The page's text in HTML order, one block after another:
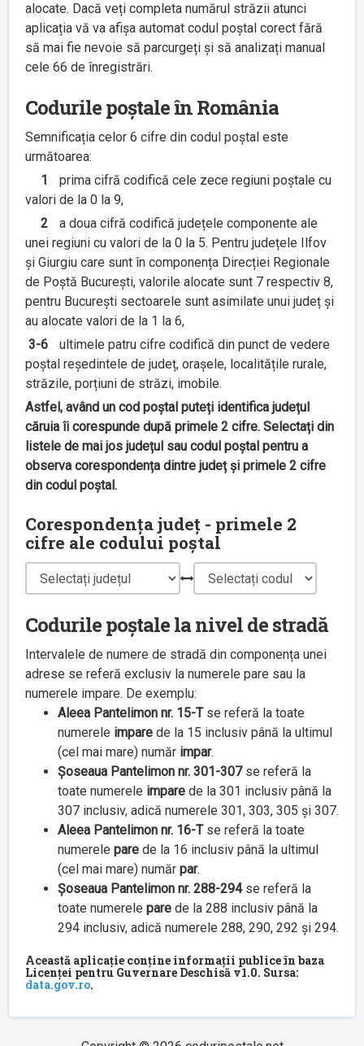
alocate. Dacă veți completa numărul străzii atunci
aplicația vă va afișa automat codul poștal corect fără
să mai fie nevoie să parcurgeți și să analizați manual
cele 66 de înregistrări.
Codurile poștale în România
Semnificația celor 6 cifre din codul poștal este
următoarea:
1
prima cifră codifică cele zece regiuni poștale cu
valori de la 0 la 9,
2
a doua cifră codifică județele componente ale
unei regiuni cu valori de la 0 la 5. Pentru județele Ilfov
și Giurgiu care sunt în componența Direcției Regionale
de Poștă București, valorile alocate sunt 7 respectiv 8,
pentru București sectoarele sunt asimilate unui județ și
au alocate valori de la 1 la 6,
3-6
ultimele patru cifre codifică din punct de vedere
poștal reședintele de județ, orașele, localitățile rurale,
străzile, porțiuni de străzi, imobile.
Astfel, având un cod poștal puteți identifica județul
căruia îi corespunde după primele 2 cifre. Selectați din
listele de mai jos județul sau codul poștal pentru a
observa corespondența dintre județ și primele 2 cifre
din codul poștal.
Corespondența județ - primele 2
cifre ale codului poștal
Codurile poștale la nivel de stradă
Intervalele de numere de stradă din componența unei
adrese se referă exclusiv la numerele pare sau la
numerele impare. De exemplu:
Aleea Pantelimon nr. 15-Tse referă la toate
numerele impare de la 15 inclusiv până la ultimul
(cel mai mare) număr impar.
Șoseaua Pantelimon nr. 301-307se referă la
toate numerele impare de la 301 inclusiv până la
307 inclusiv, adică numerele 301, 303, 305 și 307.
Aleea Pantelimon nr. 16-Tse referă la toate
numerele pare de la 16 inclusiv până la ultimul
(cel mai mare) număr par.
Șoseaua Pantelimon nr. 288-294se referă la
toate numerele pare de la 288 inclusiv până la
294 inclusiv, adică numerele 288, 290, 292 și 294.
Această aplicație conține informații publice în baza
Licenței pentru Guvernare Deschisă v1.0. Sursa:
data.gov.ro.